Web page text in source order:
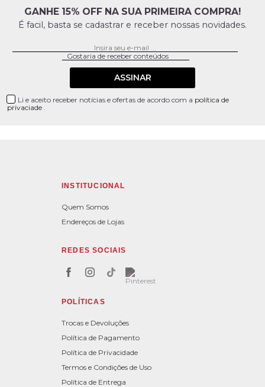
GANHE 15% OFF NA SUA PRIMEIRA COMPRA!
É facil, basta se cadastrar e receber nossas novidades.
ASSINAR
Li e aceito receber notícias e ofertas de acordo com a política de
privaciade
INSTITUCIONAL
Quem Somos
Endereços de Lojas
REDES SOCIAIS
POLÍTICAS
Trocas e Devoluções
Política de Pagamento
Política de Privacidade
Termos e Condições de Uso
Política de Entrega